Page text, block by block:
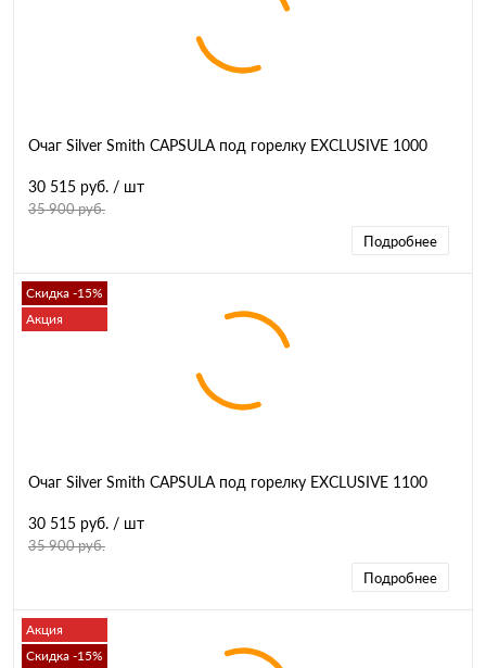
Очаг Silver Smith CAPSULA под горелку EXCLUSIVE 1000
30 515 руб. / шт
35 900 руб.
Подробнее
Скидка -15%
Акция
Очаг Silver Smith CAPSULA под горелку EXCLUSIVE 1100
30 515 руб. / шт
35 900 руб.
Подробнее
Акция
Скидка -15%